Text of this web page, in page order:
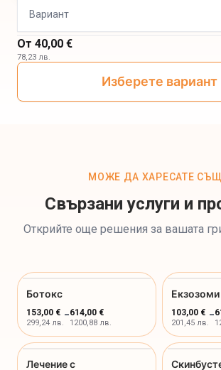
Вариант
От 40,00 €
78,23 лв.
Изберете вариант
МОЖЕ ДА ХАРЕСАТЕ
Свързани услуги и
Открийте още решения за вашата
Ботокс
153,00 €
299,24 лв.
-614,00 €
1200,88 лв.
Екзозоми
103,00 €
201,45 лв.
-
Лечение с